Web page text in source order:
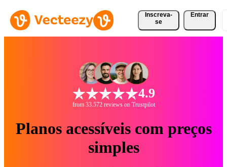
Inscreva-
se
Entrar
4.9
from 33.572 reviews on Trustpilot
Planos acessíveis com preços
simples